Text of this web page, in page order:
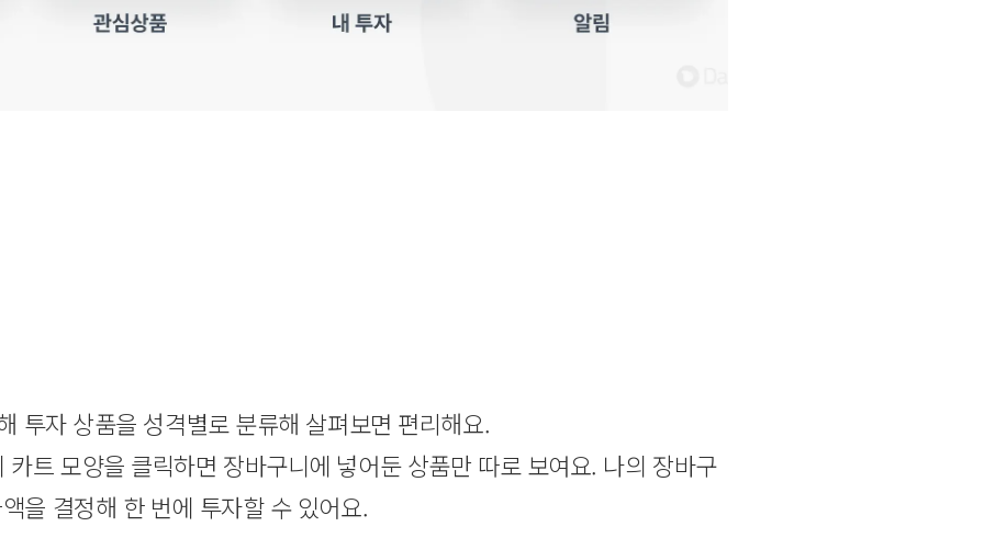
투자 상품을 성격별로 분류해 살펴보면 편리해요.
트 모양을 클릭하면 장바구니에 넣어둔 상품만 따로 보여요. 나의 장바구
을 결정해 한 번에 투자할 수 있어요.